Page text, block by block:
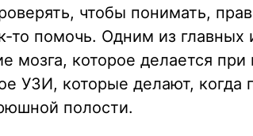
чтобы понимать,
то помочь. Одним из главных
мозга, которое делается
УЗИ, которые делают, когда
полости.